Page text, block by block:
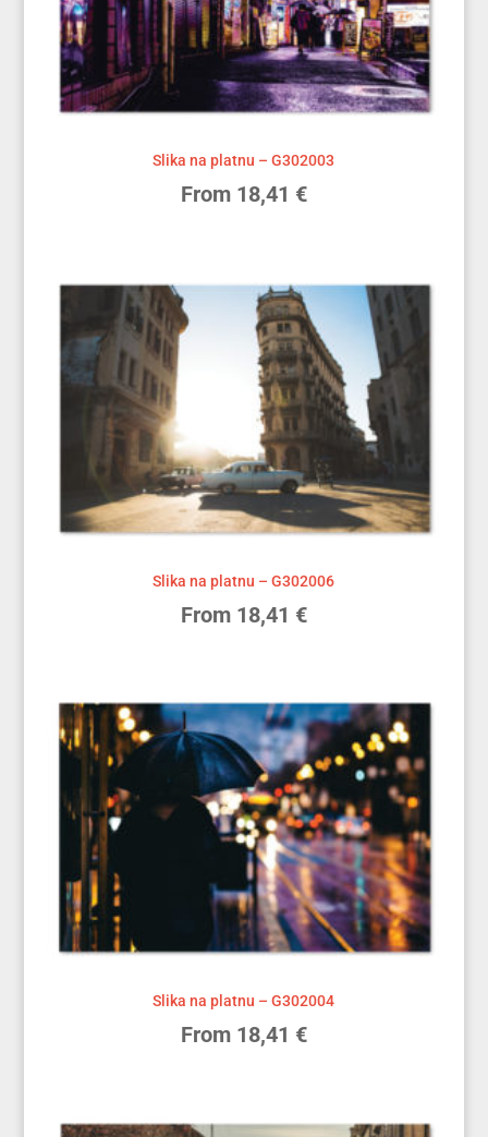
Slika na platnu – G302003
From 18,41 €
Slika na platnu – G302006
From 18,41 €
Slika na platnu – G302004
From 18,41 €